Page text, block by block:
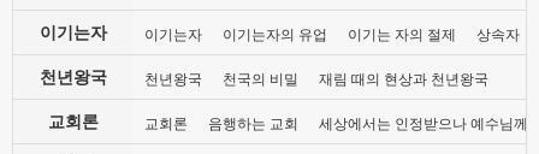
이기는자 이기는자 이기는자의 유업 이기는 자의 절제 상속자
천년왕국 천년왕국 천국의 비밀 재림 때의 현상과 천년왕국
교회론 교회론 음행하는 교회 세상에서는 인정받으나 예수님께